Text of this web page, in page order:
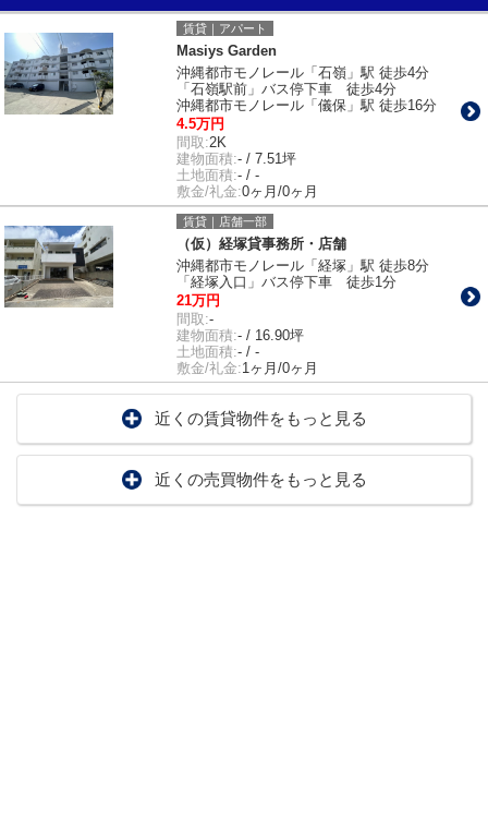
賃貸｜アパート
Masiys Garden
沖縄都市モノレール「石嶺」駅 徒歩4分
「石嶺駅前」バス停下車 徒歩4分
沖縄都市モノレール「儀保」駅 徒歩16分
4.5万円
間取:2K
建物面積:- / 7.51坪
土地面積:- / -
敷金/礼金:0ヶ月/0ヶ月
賃貸｜店舗一部
（仮）経塚貸事務所・店舗
沖縄都市モノレール「経塚」駅 徒歩8分
「経塚入口」バス停下車 徒歩1分
21万円
間取:-
建物面積:- / 16.90坪
土地面積:- / -
敷金/礼金:1ヶ月/0ヶ月
近くの賃貸物件をもっと見る
近くの売買物件をもっと見る